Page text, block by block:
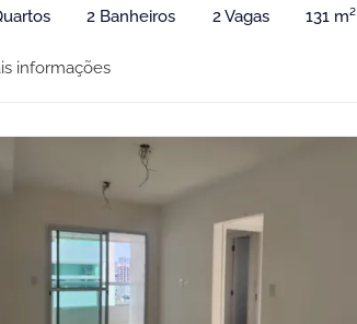
2 Banheiros 2 Vagas 131 m²
informações